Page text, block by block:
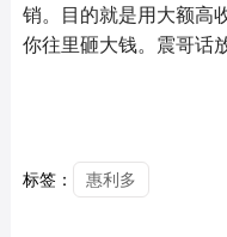
销。目的就是用大额高
你往里砸大钱。震哥话
标签： 惠利多